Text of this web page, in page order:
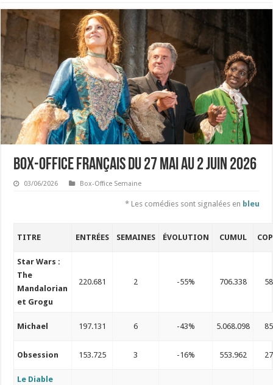
Box-Office français du 27 mai au 2 juin 2026
03/06/2026 Box-Office Semaine
* Les comédies sont signalées en bleu
TITRE ENTRÉES SEMAINES ÉVOLUTION CUMUL
Star Wars :
The
Mandalorian
et Grogu
220.681 2 -55% 706.338
Michael 197.131 6 -43% 5.068.098
Obsession 153.725 3 -16% 553.962
Le Diable